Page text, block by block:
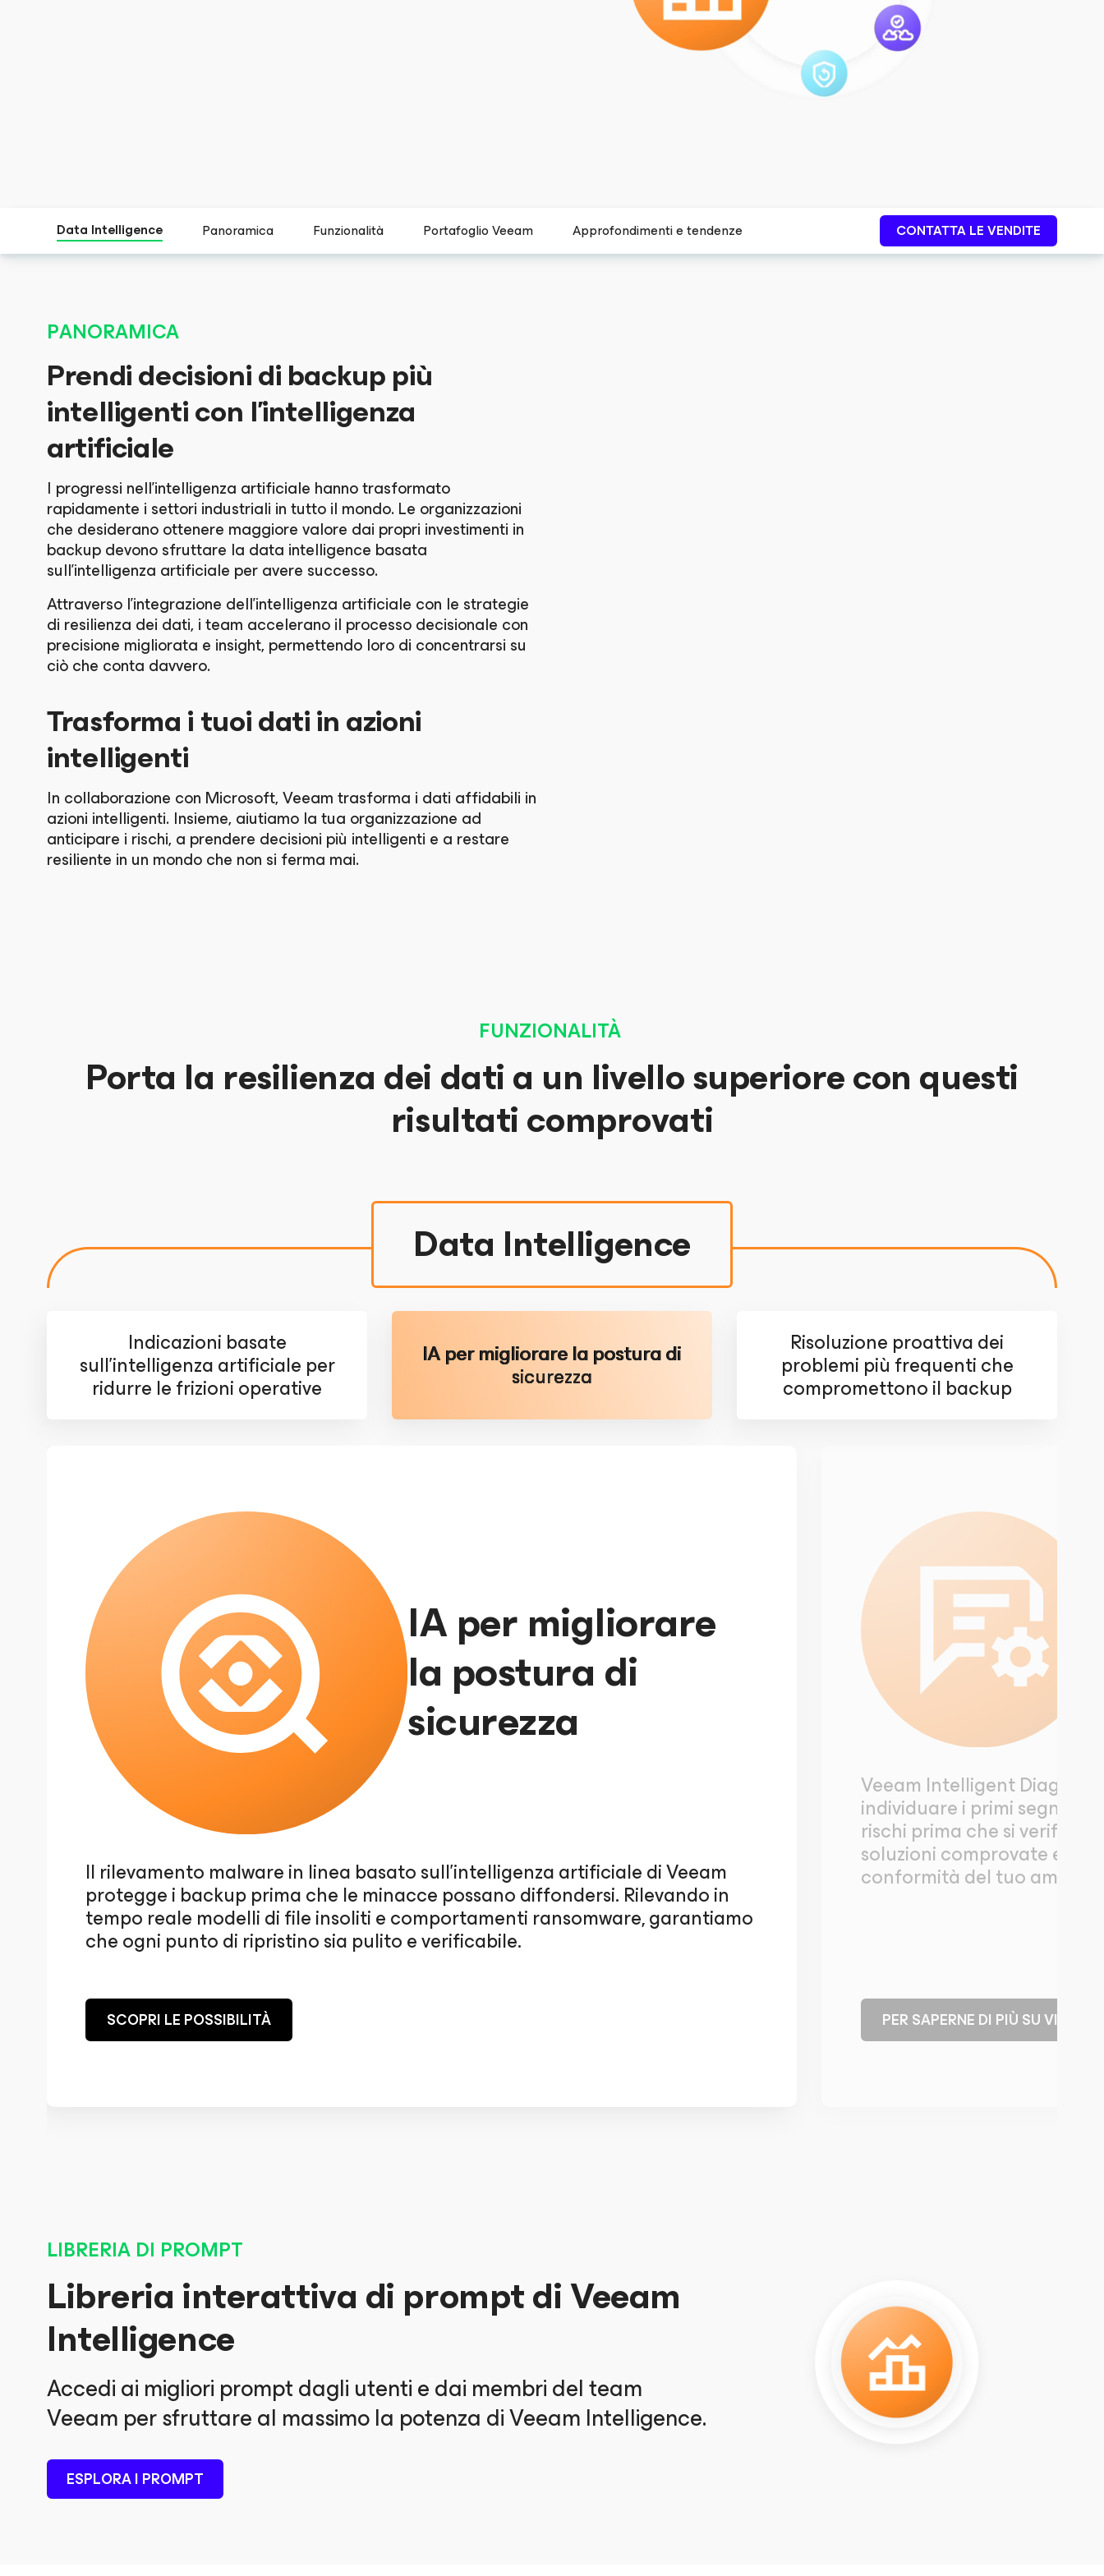
Data Intelligence Panoramica Funzionalità Portafoglio Veeam Approfondimenti e tendenze CONTATTA LE VENDITE
PANORAMICA
Prendi decisioni di backup più
intelligenti con l'intelligenza
artificiale
I progressi nell'intelligenza artificiale hanno trasformato
rapidamente i settori industriali in tutto il mondo. Le organizzazioni
che desiderano ottenere maggiore valore dai propri investimenti in
backup devono sfruttare la data intelligence basata
sull'intelligenza artificiale per avere successo.
Attraverso l'integrazione dell'intelligenza artificiale con le strategie
di resilienza dei dati, i team accelerano il processo decisionale con
precisione migliorata e insight, permettendo loro di concentrarsi su
ciò che conta davvero.
Trasforma i tuoi dati in azioni
intelligenti
In collaborazione con Microsoft, Veeam trasforma i dati affidabili in
azioni intelligenti. Insieme, aiutiamo la tua organizzazione ad
anticipare i rischi, a prendere decisioni più intelligenti e a restare
resiliente in un mondo che non si ferma mai.
FUNZIONALITÀ
Porta la resilienza dei dati a un livello superiore con questi
risultati comprovati
Data Intelligence
Indicazioni basate
sull'intelligenza artificiale per
ridurre le frizioni operative
IA per migliorare la postura di
sicurezza
Risoluzione proattiva dei
problemi più frequenti che
compromettono il backup
IA per migliorare
la postura di
sicurezza
Il rilevamento malware in linea basato sull'intelligenza artificiale di Veeam
protegge i backup prima che le minacce possano diffondersi. Rilevando in
tempo reale modelli di file insoliti e comportamenti ransomware, garantiamo
che ogni punto di ripristino sia pulito e verificabile.
SCOPRI LE POSSIBILITÀ
Veeam Intelligent
individuare i primi segnali
rischi prima che si
soluzioni comprovate e
conformità del tuo
PER SAPERNE DI PIÙ SU VID
LIBRERIA DI PROMPT
Libreria interattiva di prompt di Veeam
Intelligence
Accedi ai migliori prompt dagli utenti e dai membri del team
Veeam per sfruttare al massimo la potenza di Veeam Intelligence.
ESPLORA I PROMPT